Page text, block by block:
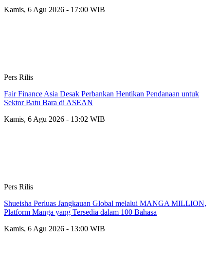
Kamis, 6 Agu 2026 - 17:00 WIB
Pers Rilis
Fair Finance Asia Desak Perbankan Hentikan Pendanaan untuk
Sektor Batu Bara di ASEAN
Kamis, 6 Agu 2026 - 13:02 WIB
Pers Rilis
Shueisha Perluas Jangkauan Global melalui MANGA MILLION,
Platform Manga yang Tersedia dalam 100 Bahasa
Kamis, 6 Agu 2026 - 13:00 WIB